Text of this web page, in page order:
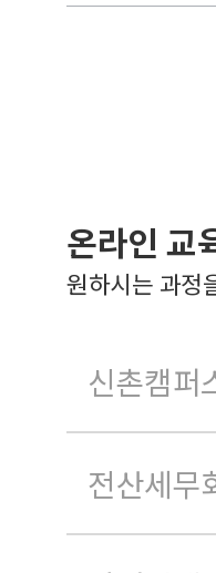
온라인 교
원하시는 과정